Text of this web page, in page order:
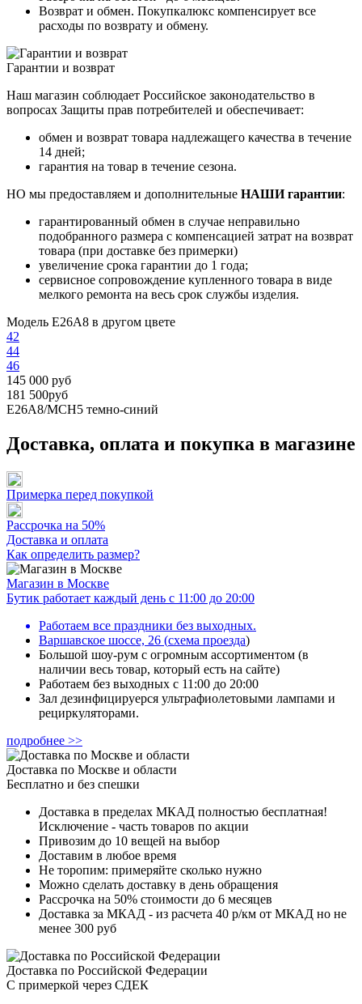
Возврат и обмен. Покупкалюкс компенсирует все
расходы по возврату и обмену.
Гарантии и возврат
Наш магазин соблюдает Российское законодательство в
вопросах Защиты прав потребителей и обеспечивает:
обмен и возврат товара надлежащего качества в течение
14 дней;
гарантия на товар в течение сезона.
НО мы предоставляем и дополнительные НАШИ гарантии:
гарантированный обмен в случае неправильно
подобранного размера с компенсацией затрат на возврат
товара (при доставке без примерки)
увеличение срока гарантии до 1 года;
сервисное сопровождение купленного товара в виде
мелкого ремонта на весь срок службы изделия.
Модель E26A8 в другом цвете
42
44
46
145 000 руб
181 500руб
E26A8/MCH5 темно-синий
Доставка, оплата и покупка в магазине
Примерка перед покупкой
Рассрочка на 50%
Доставка и оплата
Как определить размер?
Магазин в Москве
Бутик работает каждый день с 11:00 до 20:00
Работаем все праздники без выходных.
Варшавское шоссе, 26 (схема проезда)
Большой шоу-рум с огромным ассортиментом (в
наличии весь товар, который есть на сайте)
Работаем без выходных с 11:00 до 20:00
Зал дезинфицируерся ультрафиолетовыми лампами и
рециркуляторами.
подробнее >>
Доставка по Москве и области
Бесплатно и без спешки
Доставка в пределах МКАД полностью бесплатная!
Исключение - часть товаров по акции
Привозим до 10 вещей на выбор
Доставим в любое время
Не торопим: примеряйте сколько нужно
Можно сделать доставку в день обращения
Рассрочка на 50% стоимости до 6 месяцев
Доставка за МКАД - из расчета 40 р/км от МКАД но не
менее 300 руб
Доставка по Российской Федерации
С примеркой через СДЕК